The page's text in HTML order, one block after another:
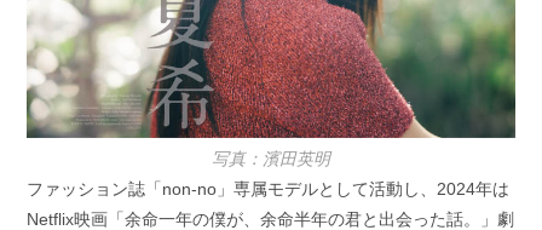
写真：濱田英明
ファッション誌「non-no」専属モデルとして活動し、2024年は
Netflix映画「余命一年の僕が、余命半年の君と出会った話。」劇